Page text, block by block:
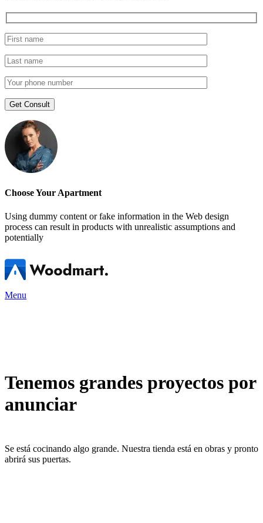
Choose Your Apartment
Using dummy content or fake information in the Web design
process can result in products with unrealistic assumptions and
potentially
Menu
Tenemos grandes proyectos por
anunciar
Se está cocinando algo grande. Nuestra tienda está en obras y pronto
abrirá sus puertas.